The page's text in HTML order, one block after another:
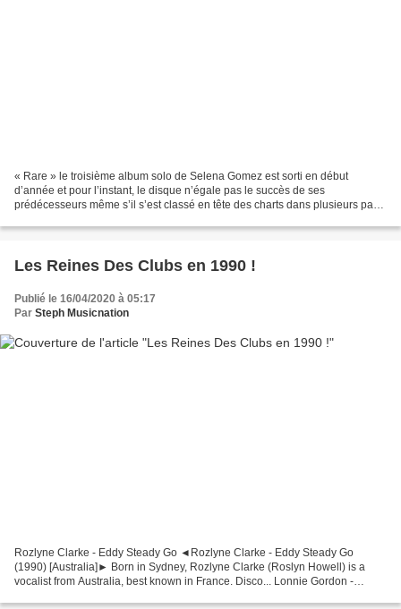
« Rare » le troisième album solo de Selena Gomez est sorti en début
d’année et pour l’instant, le disque n’égale pas le succès de ses
prédécesseurs même s’il s’est classé en tête des charts dans plusieurs pays
Les Reines Des Clubs en 1990 !
Publié le 16/04/2020 à 05:17
Par Steph Musicnation
Rozlyne Clarke - Eddy Steady Go ◄Rozlyne Clarke - Eddy Steady Go
(1990) [Australia]► Born in Sydney, Rozlyne Clarke (Roslyn Howell) is a
vocalist from Australia, best known in France. Disco... Lonnie Gordon -